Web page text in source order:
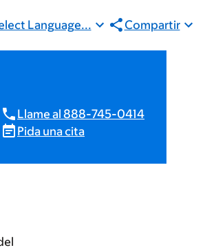
Language... Compartir
Llame al 888-745-0414
Pida una cita